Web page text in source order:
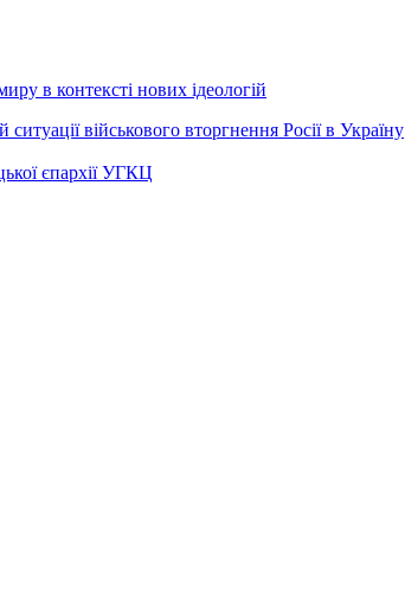
в контексті нових ідеологій
військового вторгнення Росії в Україну
єпархії УГКЦ